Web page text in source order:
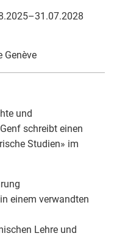
Genève
und
schreibt einen
Studien» im
einem verwandten
Lehre und